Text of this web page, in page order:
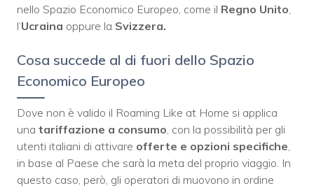
nello Spazio Economico Europeo, come il Regno Unito
l’Ucraina oppure la Svizzera.
Cosa succede al di fuori dello Spazio
Economico Europeo
Dove non è valido il Roaming Like at Home si applica
una tariffazione a consumo , con la possibilità per gli
utenti italiani di attivare offerte e opzioni specifiche
in base al Paese che sarà la meta del proprio viaggio. In
questo caso, però, gli operatori di muovono in ordine